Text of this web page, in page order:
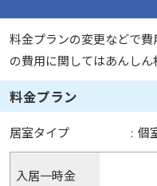
料金プランの変更などで
の費用に関してはあんしん
料金プラン
居室タイプ : 個
入居一時金